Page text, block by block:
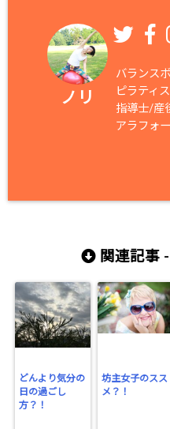
ノリ
バランス
ピラティ
指導士/産
アラフォ
関連記事 -
どんより気分の
日の過ごし
方？！
坊主女子のスス
メ？！